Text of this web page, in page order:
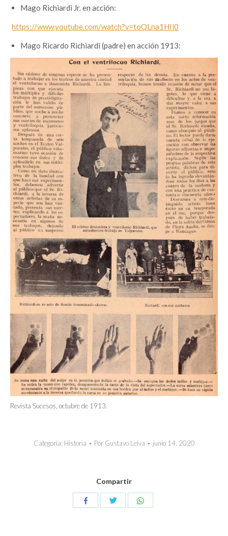
Mago Richiardi Jr. en acción:
https://www.youtube.com/watch?v=toQLna1HIl0
Mago Ricardo Richiardi (padre) en acción 1913:
Revista Sucesos, octubre de 1913.
Categoría: Historia Por Gustavo Leiva junio 14, 2020
Compartir
CompartirCompartir